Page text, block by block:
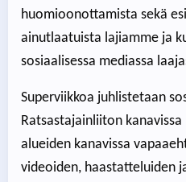
huomioonottamista sekä
ainutlaatuista lajiamme ja
sosiaalisessa mediassa
Superviikkoa juhlistetaan
Ratsastajainliiton
alueiden kanavissa
videoiden, haastatteluiden